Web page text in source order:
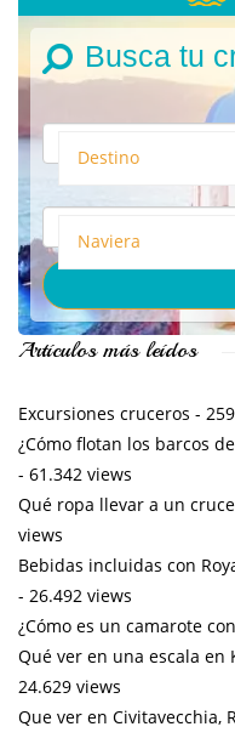
Busca tu
Destino
Naviera
Artículos más leídos
Excursiones cruceros -
¿Cómo flotan los barcos
- 61.342 views
Qué ropa llevar a un
views
Bebidas incluidas con
- 26.492 views
¿Cómo es un camarote
Qué ver en una escala
24.629 views
Que ver en Civitavecchia,